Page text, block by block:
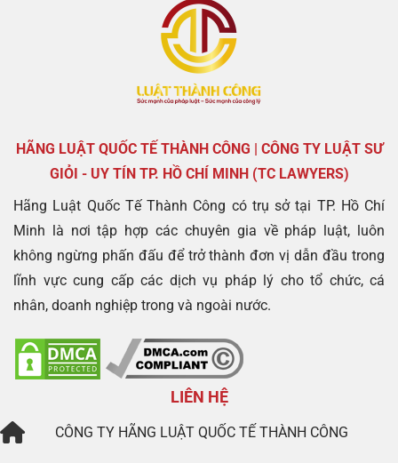
HÃNG LUẬT QUỐC TẾ THÀNH CÔNG | CÔNG TY LUẬT SƯ
GIỎI - UY TÍN TP. HỒ CHÍ MINH (TC LAWYERS)
Hãng Luật Quốc Tế Thành Công có trụ sở tại TP. Hồ Chí
Minh là nơi tập hợp các chuyên gia về pháp luật, luôn
không ngừng phấn đấu để trở thành đơn vị dẫn đầu trong
lĩnh vực cung cấp các dịch vụ pháp lý cho tổ chức, cá
nhân, doanh nghiệp trong và ngoài nước.
LIÊN HỆ
CÔNG TY HÃNG LUẬT QUỐC TẾ THÀNH CÔNG